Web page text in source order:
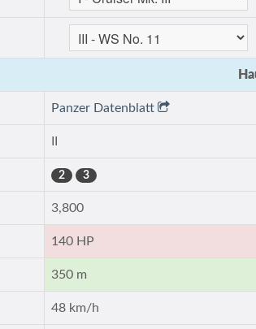
Panzer Datenblatt
2 3
3,800
140 HP
350 m
48 km/h